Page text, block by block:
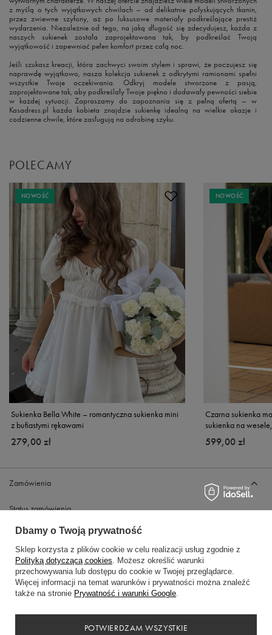
z myślą o tych wyjątkowych chwilach – od delikatnie połyskujących tkanin,
przez zwiewne szyfony, aż po luksusowe materiały podkreślające prestiż
wydarzenia. Niezależnie od tego, na jaką długość się zdecydujesz, każda z
naszych sukienek została zaprojektowana tak, by podkreślać Twoją
wyjątkowość i zapewniać pełen komfort przez całą noc.
Jeśli szukasz kreacji, która zachwyci swoim stylem i sprawi, że poczujesz się
naprawdę wyjątkowo, nasza kolekcja sukienek z odkrytymi ramionami spełni
wszystkie Twoje oczekiwania. Odkryj modele stworzone z pasją,
zaprojektowane tak, aby podkreślały Twoje piękno i dodawały pewności siebie
w każdej sytuacji. Zapraszamy do zapoznania się z pełną ofertą – w
Kasadress.pl każda kobieta znajdzie sukienkę idealną na wielkie okazje i
codzienne chwile, które zasługują na odrobinę szyku.
POLECAMY
NOWOŚĆ
Sukienka Bella White – romantyczna sukienka mini
z bufiastymi rękawami
279,00 zł
NOWOŚĆ
Czarna sukienka
sukienka na
599,00 zł
Zamówienia
Status zamówienia
Śledzenie przesyłki
Chcę zareklamować produkt
Chcę zwrócić produkt
Chcę wymienić towar
Dbamy o Twoją prywatność
Sklep korzysta z plików cookie w celu realizacji usług zgodnie z
Polityką dotyczącą cookies. Możesz określić warunki
przechowywania lub dostępu do cookie w Twojej przeglądarce.
Więcej informacji na temat warunków i prywatności można znaleźć
także na stronie Prywatność i warunki Google.
POTWIERDZAM WSZYSTKIE